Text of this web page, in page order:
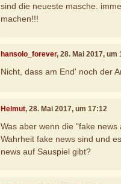
sind die neueste masche.
machen!!!
hansolo_forever, 28. Mai 2017, um
Nicht, dass am End' noch der
Helmut, 28. Mai 2017, um 17:12
Was aber wenn die "fake news
Wahrheit fake news sind und
news auf Sauspiel gibt?